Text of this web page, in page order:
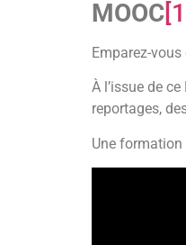
MOOC
Emparez-
À l’issue de
reportages,
Une formation